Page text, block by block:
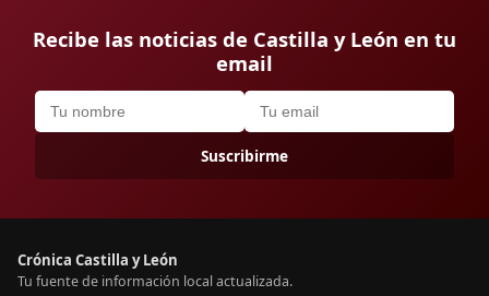
Recibe las noticias de Castilla y León en tu
email
Suscribirme
Crónica Castilla y León
Tu fuente de información local actualizada.